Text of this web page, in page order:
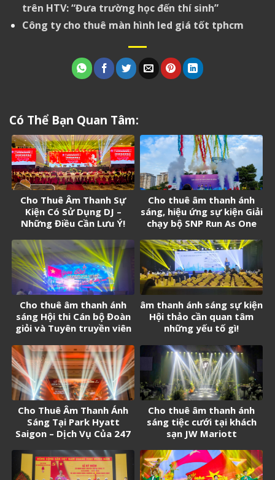
trên HTV: “Đưa trường học đến thí sinh”
Công ty cho thuê màn hình led giá tốt tphcm
Có Thể Bạn Quan Tâm:
Cho Thuê Âm Thanh Sự
Kiện Có Sử Dụng DJ –
Những Điều Cần Lưu Ý!
Cho thuê âm thanh ánh
sáng, hiệu ứng sự kiện Giải
chạy bộ SNP Run As One
Cho thuê âm thanh ánh
sáng Hội thi Cán bộ Đoàn
giỏi và Tuyên truyền viên
2026
âm thanh ánh sáng sự kiện
Hội thảo cần quan tâm
những yếu tố gì!
Cho Thuê Âm Thanh Ánh
Sáng Tại Park Hyatt
Saigon – Dịch Vụ Của 247
Cho thuê âm thanh ánh
sáng tiệc cưới tại khách
sạn JW Mariott